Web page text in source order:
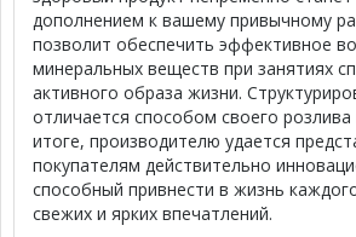
дополнением к вашему привычному
позволит обеспечить эффективное
минеральных веществ при занятиях
активного образа жизни.
отличается способом своего
итоге, производителю удается
покупателям действительно
способный привнести в жизнь
свежих и ярких впечатлений.